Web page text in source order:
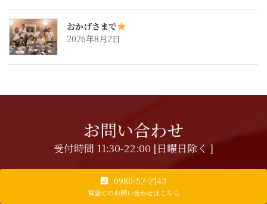
おかげさまで
2026年8月2日
お問い合わせ
受付時間 11:30-22:00 [日曜日除く ]
0980-52-2143
電話でのお問い合わせはこちら